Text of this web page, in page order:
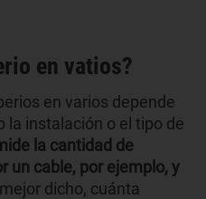
en vatios?
en varios depende
la instalación o el tipo de
la cantidad de
un cable, por ejemplo, y
dicho, cuánta